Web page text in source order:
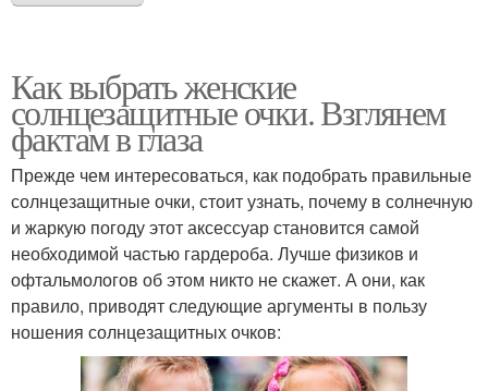
Как выбрать женские
солнцезащитные очки. Взглянем
фактам в глаза
Прежде чем интересоваться, как подобрать правильные
солнцезащитные очки, стоит узнать, почему в солнечную
и жаркую погоду этот аксессуар становится самой
необходимой частью гардероба. Лучше физиков и
офтальмологов об этом никто не скажет. А они, как
правило, приводят следующие аргументы в пользу
ношения солнцезащитных очков: